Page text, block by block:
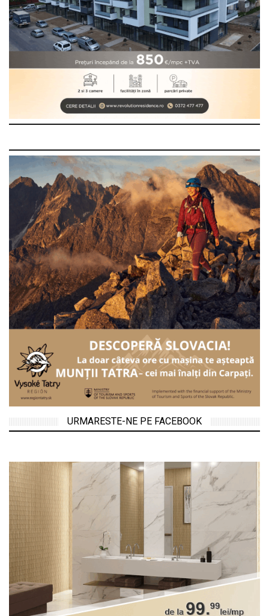
URMARESTE-NE PE FACEBOOK